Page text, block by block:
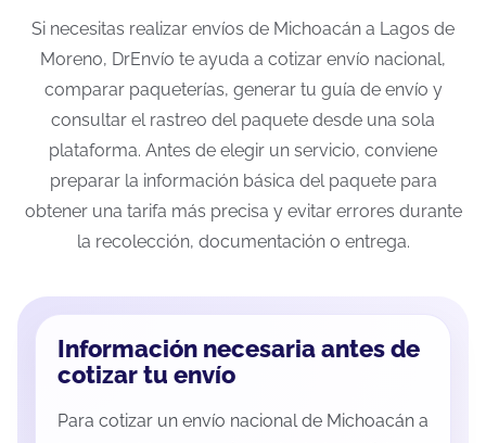
Si necesitas realizar envíos de Michoacán a Lagos de
Moreno, DrEnvío te ayuda a cotizar envío nacional,
comparar paqueterías, generar tu guía de envío y
consultar el rastreo del paquete desde una sola
plataforma. Antes de elegir un servicio, conviene
preparar la información básica del paquete para
obtener una tarifa más precisa y evitar errores durante
la recolección, documentación o entrega.
Información necesaria antes de
cotizar tu envío
Para cotizar un envío nacional de Michoacán a